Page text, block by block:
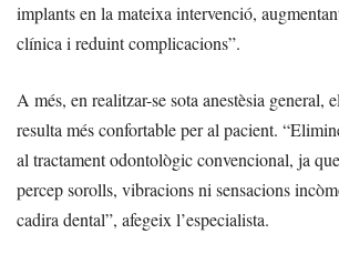
implants en la mateixa intervenció,
clínica i reduint complicacions”.
A més, en realitzar-se sota anestèsia general,
resulta més confortable per al pacient.
al tractament odontològic convencional, ja
percep sorolls, vibracions ni sensacions
cadira dental”, afegeix l’especialista.